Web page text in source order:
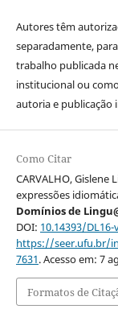
Autores têm
separadamente,
trabalho publicada
institucional ou
autoria e publicação
Como Citar
CARVALHO,
expressões
Domínios de
DOI: 10.14393/DL16-
https://seer.ufu.br/
7631. Acesso em: 7
Formatos de